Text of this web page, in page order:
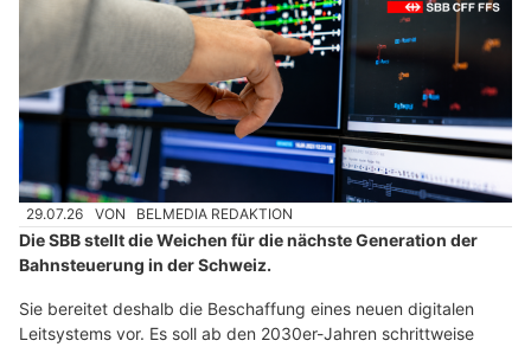
29.07.26 VON BELMEDIA REDAKTION
Die SBB stellt die Weichen für die nächste Generation der
Bahnsteuerung in der Schweiz.
Sie bereitet deshalb die Beschaffung eines neuen digitalen
Leitsystems vor. Es soll ab den 2030er-Jahren schrittweise